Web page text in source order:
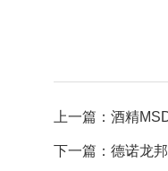
上一篇： 酒精
下一篇： 德诺龙